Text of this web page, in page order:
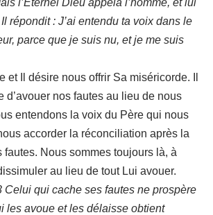
l’Eternel Dieu appela l’homme, et lui
répondit : J’ai entendu ta voix dans le
parce que je suis nu, et je me suis
et Il désire nous offrir Sa miséricorde. Il
d’avouer nos fautes au lieu de nous
entendons la voix du Père qui nous
accorder la réconciliation après la
fautes. Nous sommes toujours là, à
au lieu de tout Lui avouer.
Celui qui cache ses fautes ne prospère
les avoue et les délaisse obtient